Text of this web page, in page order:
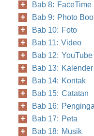
Bab 8: FaceTime
Bab 9: Photo
Bab 10: Foto
Bab 11: Video
Bab 12: YouTube
Bab 13: Kalender
Bab 14: Kontak
Bab 15: Catatan
Bab 16:
Bab 17: Peta
Bab 18: Musik